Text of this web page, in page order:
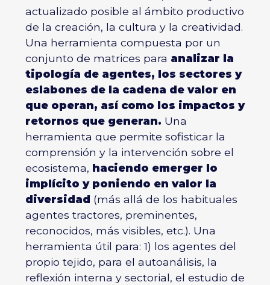
actualizado posible al ámbito productivo
de la creación, la cultura y la creatividad.
Una herramienta compuesta por un
conjunto de matrices para analizar la
tipología de agentes, los sectores y
eslabones de la cadena de valor en
que operan, así como los impactos y
retornos que generan. Una
herramienta que permite sofisticar la
comprensión y la intervención sobre el
ecosistema, haciendo emerger lo
implícito y poniendo en valor la
diversidad (más allá de los habituales
agentes tractores, preminentes,
reconocidos, más visibles, etc.). Una
herramienta útil para: 1) los agentes del
propio tejido, para el autoanálisis, la
reflexión interna y sectorial, el estudio de